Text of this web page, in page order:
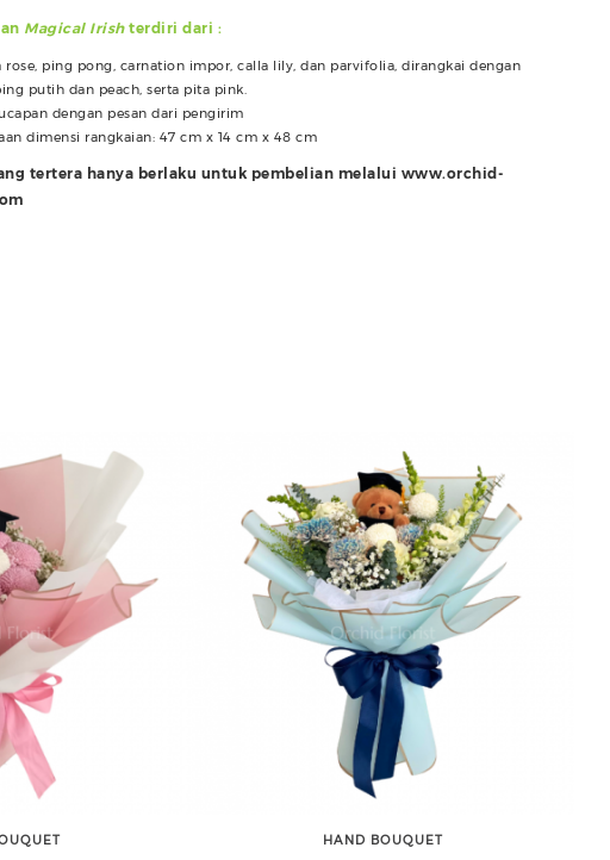
Magical Irishterdiri dari :
rose, ping pong, carnation impor, calla lily, dan parvifolia, dirangkai dengan
putih dan peach, serta pita pink.
dengan pesan dari pengirim
dimensi rangkaian: 47 cm x 14 cm x 48 cm
tertera hanya berlaku untuk pembelian melalui www.orchid-
HAND BOUQUET